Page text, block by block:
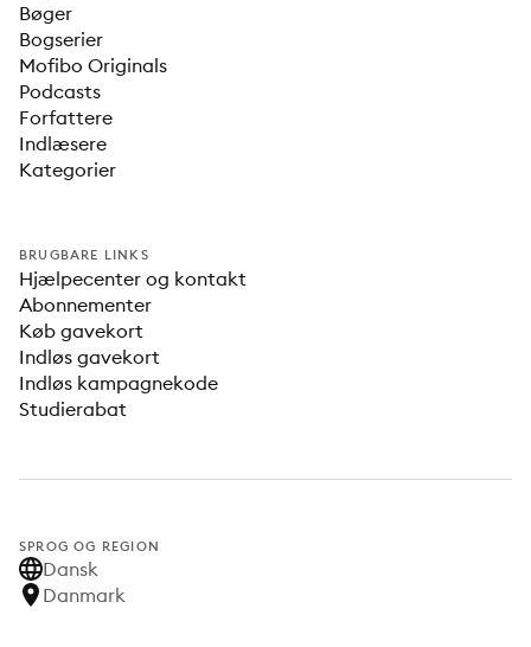
Bøger
Bogserier
Mofibo Originals
Podcasts
Forfattere
Indlæsere
Kategorier
BRUGBARE LINKS
Hjælpecenter og kontakt
Abonnementer
Køb gavekort
Indløs gavekort
Indløs kampagnekode
Studierabat
SPROG OG REGION
Dansk
Danmark